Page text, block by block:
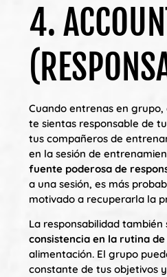
4.
Cuando entrenas en
te sientas responsable de
tus compañeros de
en la sesión de
fuente poderosa de
a una sesión, es más
motivado a recuperarla la
La responsabilidad también
consistencia en la rutina
alimentación. El grupo
constante de tus objetivos